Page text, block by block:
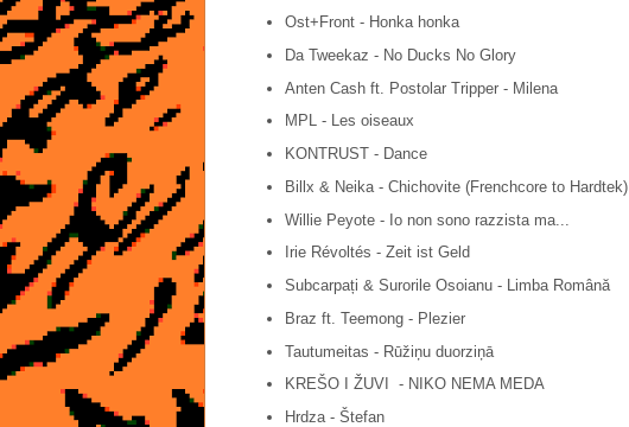
Ost+Front - Honka honka
Da Tweekaz - No Ducks No Glory
Anten Cash ft. Postolar Tripper - Milena
MPL - Les oiseaux
KONTRUST - Dance
Billx & Neika - Chichovite (Frenchcore to Hardtek)
Willie Peyote - Io non sono razzista ma...
Irie Révoltés - Zeit ist Geld
Subcarpați & Surorile Osoianu - Limba Română
Braz ft. Teemong - Plezier
Tautumeitas - Rūžiņu duorziņā
KREŠO I ŽUVI - NIKO NEMA MEDA
Hrdza - Štefan